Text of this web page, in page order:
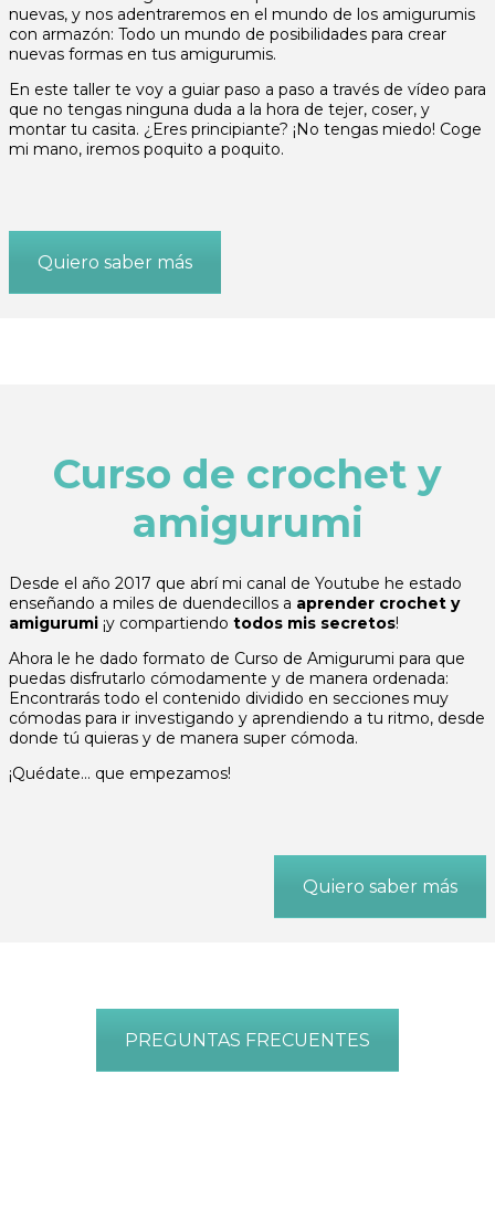
nuevas, y nos adentraremos en el mundo de los amigurumis
con armazón: Todo un mundo de posibilidades para crear
nuevas formas en tus amigurumis.
En este taller te voy a guiar paso a paso a través de vídeo para
que no tengas ninguna duda a la hora de tejer, coser, y
montar tu casita. ¿Eres principiante? ¡No tengas miedo! Coge
mi mano, iremos poquito a poquito.
Quiero saber más
Curso de crochet y
amigurumi
Desde el año 2017 que abrí mi canal de Youtube he estado
enseñando a miles de duendecillos a aprender crochet y
amigurumi ¡y compartiendo todos mis secretos!
Ahora le he dado formato de Curso de Amigurumi para que
puedas disfrutarlo cómodamente y de manera ordenada:
Encontrarás todo el contenido dividido en secciones muy
cómodas para ir investigando y aprendiendo a tu ritmo, desde
donde tú quieras y de manera super cómoda.
¡Quédate… que empezamos!
Quiero saber más
PREGUNTAS FRECUENTES